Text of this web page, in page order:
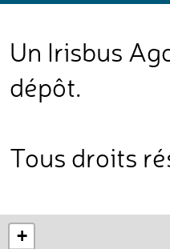
Un Irisbus
dépôt.
Tous droits
+